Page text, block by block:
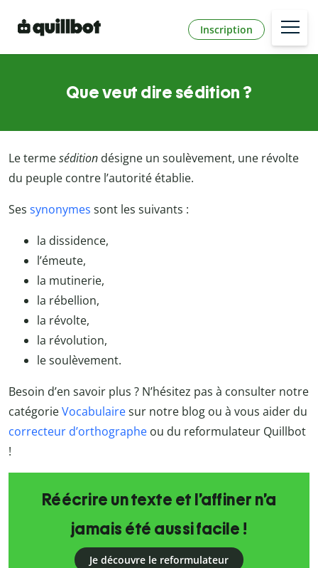
Inscription
Que veut dire sédition ?
Le termesédition désigne un soulèvement, une révolte
du peuple contre l’autorité établie.
Ses synonymes sont les suivants :
la dissidence,
l’émeute,
la mutinerie,
la rébellion,
la révolte,
la révolution,
le soulèvement.
Besoin d’en savoir plus ? N’hésitez pas à consulter notre
catégorieVocabulairesur notre blog ou à vous aider du
correcteur d’orthographe ou du reformulateur Quillbot
!
Réécrire un texte et l’affiner n’a
jamais été aussi facile !
Je découvre le reformulateur